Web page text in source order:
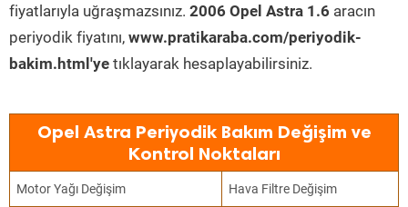
fiyatlarıyla uğraşmazsınız. 2006 Opel Astra 1.6 aracın
periyodik fiyatını, www.pratikaraba.com/periyodik-
bakim.html'ye tıklayarak hesaplayabilirsiniz.
Opel Astra Periyodik Bakım Değişim ve
Kontrol Noktaları
Motor Yağı Değişim Hava Filtre Değişim